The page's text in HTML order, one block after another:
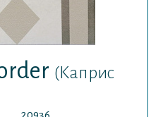
(Каприс